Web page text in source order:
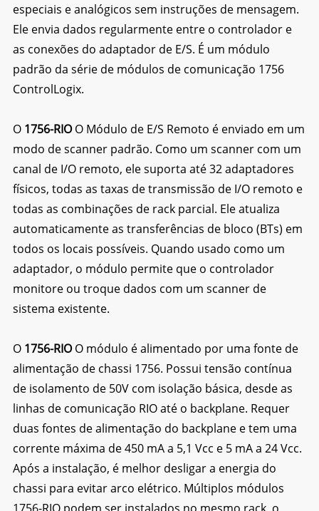
especiais e analógicos sem instruções de mensagem.
Ele envia dados regularmente entre o controlador e
as conexões do adaptador de E/S. É um módulo
padrão da série de módulos de comunicação 1756
ControlLogix.
O1756-RIOO Módulo de E/S Remoto é enviado em um
modo de scanner padrão. Como um scanner com um
canal de I/O remoto, ele suporta até 32 adaptadores
físicos, todas as taxas de transmissão de I/O remoto e
todas as combinações de rack parcial. Ele atualiza
automaticamente as transferências de bloco (BTs) em
todos os locais possíveis. Quando usado como um
adaptador, o módulo permite que o controlador
monitore ou troque dados com um scanner de
sistema existente.
O 1756-RIOO módulo é alimentado por uma fonte de
alimentação de chassi 1756. Possui tensão contínua
de isolamento de 50V com isolação básica, desde as
linhas de comunicação RIO até o backplane. Requer
duas fontes de alimentação do backplane e tem uma
corrente máxima de 450 mA a 5,1 Vcc e 5 mA a 24 Vcc.
Após a instalação, é melhor desligar a energia do
chassi para evitar arco elétrico. Múltiplos módulos
1756-RIO podem ser instalados no mesmo rack, o